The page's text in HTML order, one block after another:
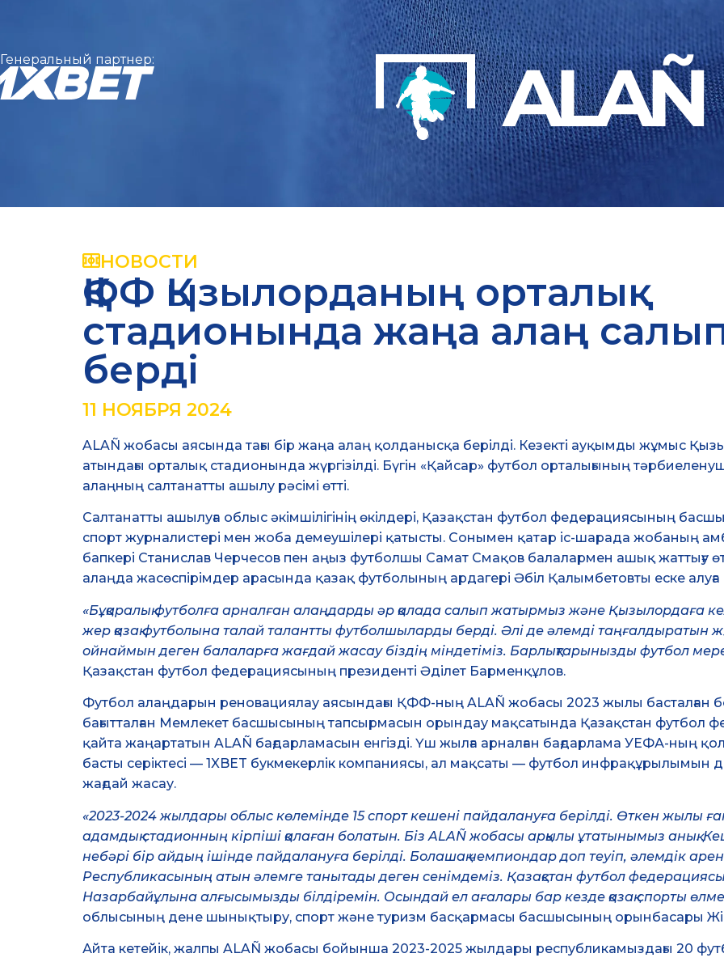
Генеральный партнер:
НОВОСТИ
ҚФФ Қызылорданың орталық
стадионында жаңа алаң
берді
11 НОЯБРЯ 2024
ALAÑ жобасы аясында тағы бір жаңа алаң қолданысқа берілді. Кезекті ауқымды жұмыс
атындағы орталық стадионында жүргізілді. Бүгін «Қайсар» футбол орталығының
алаңның салтанатты ашылу рәсімі өтті.
Салтанатты ашылуға облыс әкімшілігінің өкілдері, Қазақстан футбол федерациясының
спорт журналистері мен жоба демеушілері қатысты. Сонымен қатар іс-шарада жобаның
бапкері Станислав Черчесов пен аңыз футболшы Самат Смақов балалармен ашық жаттығу
алаңда жасөспірімдер арасында қазақ футболының ардагері Әбіл Қалымбетовты еске алуға
«Бұқаралық футболға арналған алаңдарды әр қалада салып жатырмыз және Қызылордаға
жер қазақ футболына талай талантты футболшыларды берді. Әлі де әлемді
ойнаймын деген балаларға жағдай жасау біздің міндетіміз. Барлықтарынызды футбол
Қазақстан футбол федерациясының президенті Әділет Барменқұлов.
Футбол алаңдарын реновациялау аясындағы ҚФФ-ның ALAÑ жобасы 2023 жылы басталған
бағытталған Мемлекет басшысының тапсырмасын орындау мақсатында Қазақстан футбол
қайта жаңартатын ALAÑ бағдарламасын енгізді. Үш жылға арналған бағдарлама УЕФА-
басты серіктесі — 1XBET букмекерлік компаниясы, ал мақсаты — футбол инфрақұрылымын
жағдай жасау.
«2023-2024 жылдары облыс көлемінде 15 спорт кешені пайдалануға берілді. Өткен жылы
адамдық стадионның кірпіші қалаған болатын. Біз ALAÑ жобасы арқылы ұтатынымыз анық.
небәрі бір айдың ішінде пайдалануға берілді. Болашақ чемпиондар доп теуіп, әлемдік
Республикасының атын әлемге танытады деген сенімдеміз. Қазақстан футбол
Назарбайұлына алғысымызды білдіремін. Осындай ел ағалары бар кезде қазақ спорты
облысының дене шынықтыру, спорт және туризм басқармасы басшысының орынбасары
Айта кетейік, жалпы ALAÑ жобасы бойынша 2023-2025 жылдары республикамыздағы 20